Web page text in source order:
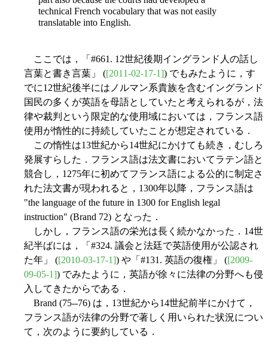
technical French vocabulary that was not easily
translatable into English.
ここでは，「#661. 12世紀後期イングランド人の話し
言葉と書き言葉」 ([2011-02-17-1]) でもみたように，す
でに12世紀後半にはノルマン系貴族を含むイングランド
国民の多くが英語を母語としていたと考えられるが，法
律や裁判という限定的な使用域においては，フランス語
使用が惰性的に持続していたことが想定されている．
この惰性は13世紀から14世紀にかけても続き，むしろ
発展すらした．フランス語は法文書においてラテン語と
競合し，1275年に初めてフランス語による公的に制定さ
れた法文書が現われると，1300年以降，フランス語は
"the language of the future in 1300 for English legal
instruction" (Brand 72) となった．
しかし，フランス語の栄光は長く続かなかった．14世
紀半ばには，「#324. 議会と法廷で英語使用が公認され
た年」 ([2010-03-17-1]) や「#131. 英語の復権」 ([2009-
09-05-1]) でみたように，英語が徐々に法律の分野へも侵
入してきたからである．
Brand (75--76) は，13世紀から14世紀前半にかけて，
フランス語が法律の分野で著しく用いられた状況につい
て，次のように要約している．